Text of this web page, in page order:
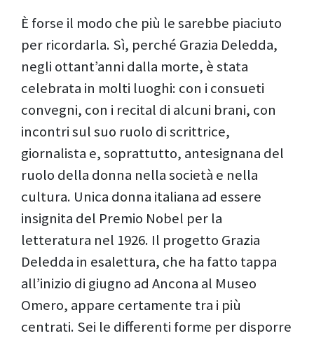
È forse il modo che più le sarebbe piaciuto
per ricordarla. Sì, perché Grazia Deledda,
negli ottant’anni dalla morte, è stata
celebrata in molti luoghi: con i consueti
convegni, con i recital di alcuni brani, con
incontri sul suo ruolo di scrittrice,
giornalista e, soprattutto, antesignana del
ruolo della donna nella società e nella
cultura. Unica donna italiana ad essere
insignita del Premio Nobel per la
letteratura nel 1926. Il progetto Grazia
Deledda in esalettura, che ha fatto tappa
all’inizio di giugno ad Ancona al Museo
Omero, appare certamente tra i più
centrati. Sei le differenti forme per disporre